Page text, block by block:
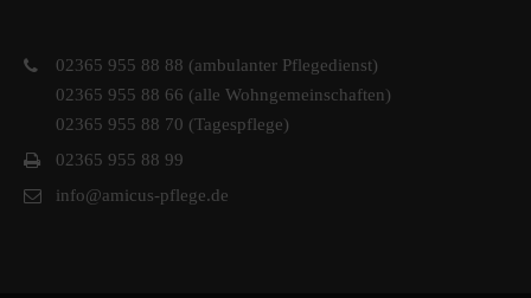
02365 955 88 88 (ambulanter Pflegedienst)
02365 955 88 66 (alle Wohngemeinschaften)
02365 955 88 70 (Tagespflege)
02365 955 88 99
info@amicus-pflege.de